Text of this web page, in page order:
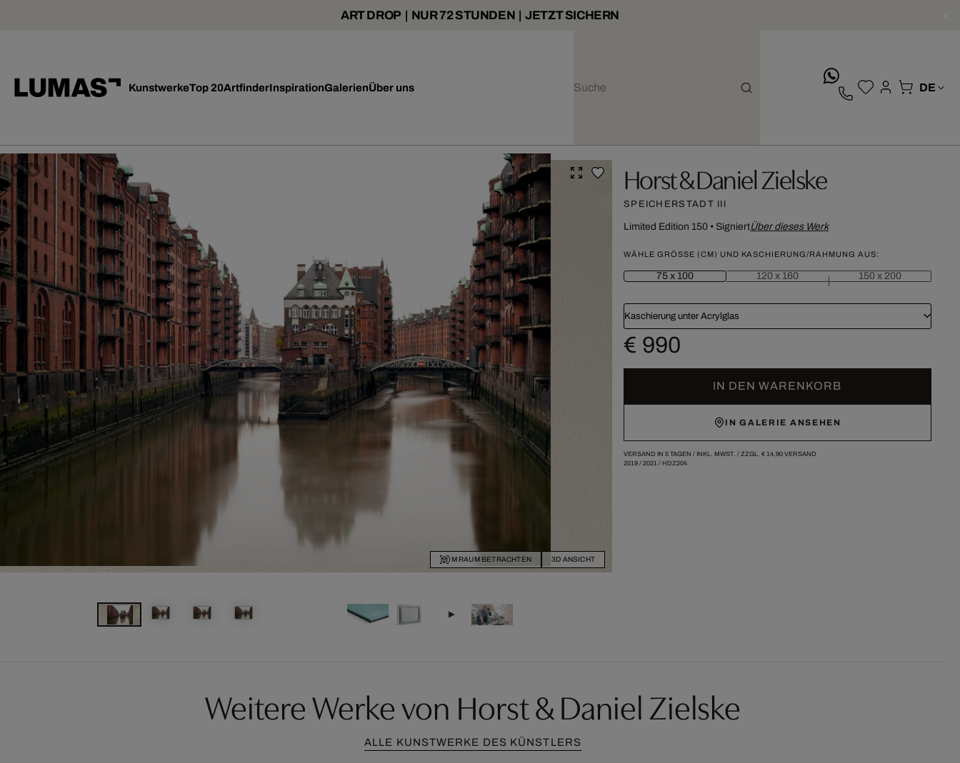
ART DROP | NUR 72 STUNDEN | JETZT SICHERN
KunstwerkeTop 20ArtfinderInspirationGalerienÜber uns
IM RAUM BETRACHTEN 3D ANSICHT
Horst & Daniel Zielske
SPEICHERSTADT III
Limited Edition 150• SigniertÜber dieses Werk
WÄHLE GRÖSSE (CM) UND KASCHIERUNG/RAHMUNG AUS:
75 x 100 120 x 160 150 x 200
Kaschierung unter Acrylglas
€ 990
IN DEN WARENKORB
IN GALERIE ANSEHEN
VERSAND IN 5 TAGEN / INKL. MWST. / ZZGL. € 14,90VERSAND
2019/ 2021/ HDZ204
Weitere Werke von Horst & Daniel Zielske
ALLE KUNSTWERKE DES KÜNSTLERS